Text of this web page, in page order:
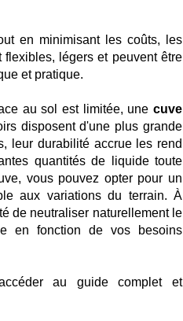
en minimisant les coûts, les
légers et peuvent être
et pratique.
au sol est limitée, une cuve
disposent d'une plus grande
leur durabilité accrue les rend
quantités de liquide toute
vous pouvez opter pour un
aux variations du terrain. À
de neutraliser naturellement le
en fonction de vos besoins
au guide complet et